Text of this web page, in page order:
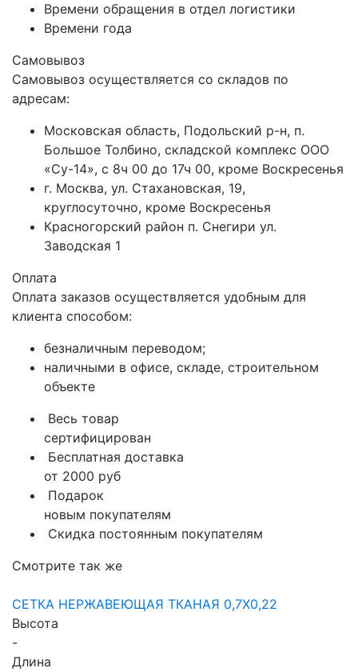
Времени обращения в отдел логистики
Времени года
Самовывоз
Самовывоз осуществляется со складов по
адресам:
Московская область, Подольский р-н, п.
Большое Толбино, складской комплекс ООО
«Су-14», с 8ч 00 до 17ч 00, кроме Воскресенья
г. Москва, ул. Стахановская, 19,
круглосуточно, кроме Воскресенья
Красногорский район п. Снегири ул.
Заводская 1
Оплата
Оплата заказов осуществляется удобным для
клиента способом:
безналичным переводом;
наличными в офисе, складе, строительном
объекте
Весь товар
сертифицирован
Бесплатная доставка
от 2000 руб
Подарок
новым покупателям
Скидка постоянным покупателям
Смотрите так же
СЕТКА НЕРЖАВЕЮЩАЯ ТКАНАЯ 0,7X0,22
Высота
-
Длина